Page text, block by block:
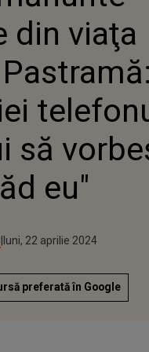
"NU
VĂD EU"
din viaţa
să
eu"
Publicat:
luni, 22 aprilie 2024
Actualizat:
luni, 22 aprilie 2024
preferată în Google